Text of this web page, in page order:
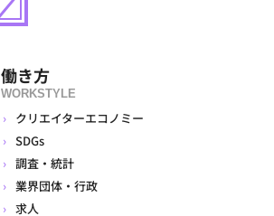
働き方
WORKSTYLE
クリエイターエコノミー
SDGs
調査・統計
業界団体・行政
求人